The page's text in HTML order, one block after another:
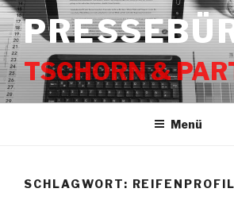
Zum
Inhalt
springen
TSCHORN &
Menü
SCHLAGWORT: REIFENPROFIL